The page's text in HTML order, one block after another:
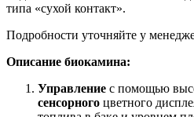
типа «сухой контакт».
Подробности уточняйте у
Описание биокамина:
Управление с помощью
сенсорного цветного